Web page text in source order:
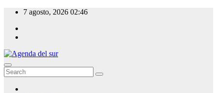
Skip
content
7 agosto, 2026 02:46
Agenda del sur